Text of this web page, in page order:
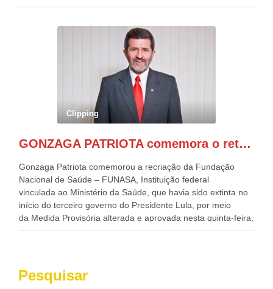
desafios para a elaboração de políticas públicas, que
evento contou com a presença do Vice-presidente Geraldo
Alckmin, que também ocupa o Ministério do
Desenvolvimento, Indústria, Comércio e Serviços, o ex
governador de Pernambuco, agora Presidente do Banco do
Nordeste, Paulo Câmara, o ex Deputado Federal, e
atualmente Superintendente da SUDENE, Danilo Cabral, da
Governadora de Pernambuco, Raquel Lyra, os ministros da
Casa Civil, Rui Costa, e da Integração e do Desenvolvimento
de todo Nordeste que também ajudam a fomentar o
Clipping
GONZAGA PATRIOTA comemora o retorno da FUNASA
Gonzaga Patriota comemorou a recriação da Fundação
Nacional de Saúde – FUNASA, Instituição federal
vinculada ao Ministério da Saúde, que havia sido extinta no
início do terceiro governo do Presidente Lula, por meio
da Medida Provisória alterada e aprovada nesta quinta-feira,
pelo Congresso Nacional. Gonzaga Patriota disse hoje em
desenvolvimento dos seus municípios e, somente o ano
passado, essa Fundação distribuiu mais de três bilhões de
Pesquisar